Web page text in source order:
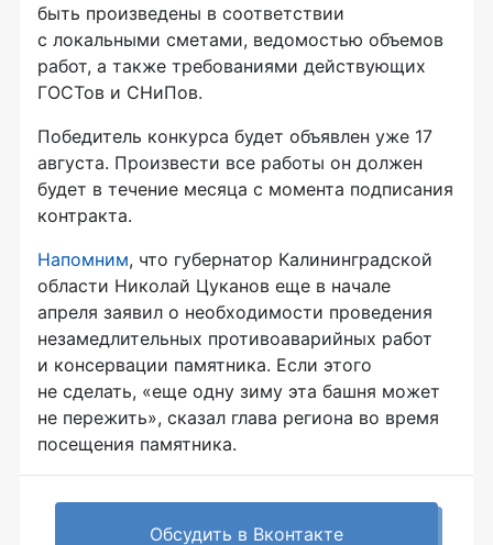
быть произведены в соответствии
с локальными сметами, ведомостью объемов
работ, а также требованиями действующих
ГОСТов и СНиПов.
Победитель конкурса будет объявлен уже 17
августа. Произвести все работы он должен
будет в течение месяца с момента подписания
контракта.
Напомним, что губернатор Калининградской
области Николай Цуканов еще в начале
апреля заявил о необходимости проведения
незамедлительных противоаварийных работ
и консервации памятника. Если этого
не сделать, «еще одну зиму эта башня может
не пережить», сказал глава региона во время
посещения памятника.
Обсудить в Вконтакте